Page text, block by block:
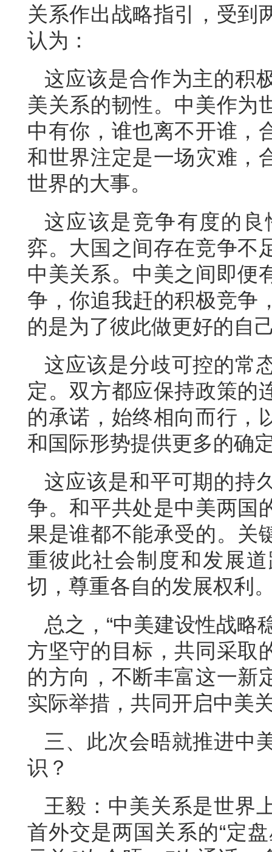
关系作出战略指引，受到
认为：
这应该是合作为主的积
美关系的韧性。中美作为
中有你，谁也离不开谁，
和世界注定是一场灾难，
世界的大事。
这应该是竞争有度的
弈。大国之间存在竞争不
中美关系。中美之间即便
争，你追我赶的积极竞争
的是为了彼此做更好的自
这应该是分歧可控的常
定。双方都应保持政策的
的承诺，始终相向而行，
和国际形势提供更多的确
这应该是和平可期的持
争。和平共处是中美两国
果是谁都不能承受的。关
重彼此社会制度和发展
切，尊重各自的发展权利
总之，“中美建设性战略
方坚守的目标，共同采取
的方向，不断丰富这一新
实际举措，共同开启中美
三、此次会晤就推进中
识？
王毅：中美关系是世界
首外交是两国关系的“定